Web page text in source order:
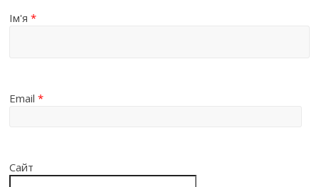
Ім'я*
Email*
Сайт